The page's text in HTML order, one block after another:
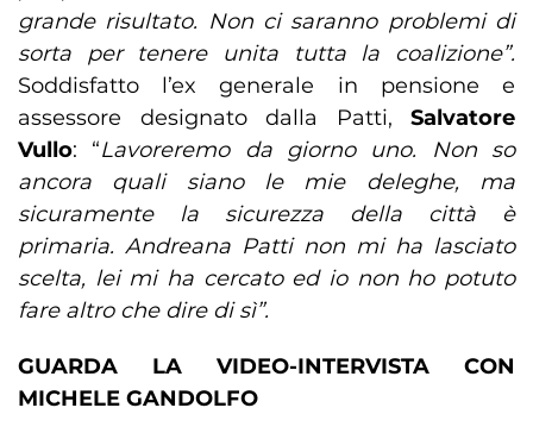
grande risultato. Non ci saranno problemi di
sorta per tenere unita tutta la coalizione”.
Soddisfatto l’ex generale in pensione e
assessore designato dalla Patti, Salvatore
Vullo: “Lavoreremo da giorno uno. Non so
ancora quali siano le mie deleghe, ma
sicuramente la sicurezza della città è
primaria. Andreana Patti non mi ha lasciato
scelta, lei mi ha cercato ed io non ho potuto
fare altro che dire di sì”.
GUARDA LA VIDEO-INTERVISTA CON
MICHELE GANDOLFO